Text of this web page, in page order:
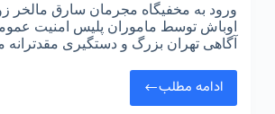
ورود به مخفیگاه مجرمان سارق مالخر
اوباش توسط ماموران پلیس امنیت
آگاهی تهران بزرگ و دستگیری مقدترانه
ادامه مطلب